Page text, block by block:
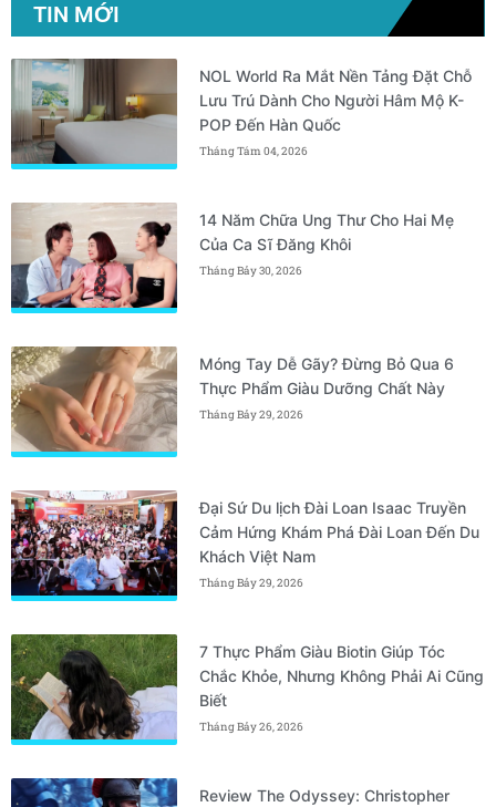
TIN MỚI
NOL World Ra Mắt Nền Tảng Đặt Chỗ
Lưu Trú Dành Cho Người Hâm Mộ K-
POP Đến Hàn Quốc
Tháng Tám 04, 2026
14 Năm Chữa Ung Thư Cho Hai Mẹ
Của Ca Sĩ Đăng Khôi
Tháng Bảy 30, 2026
Móng Tay Dễ Gãy? Đừng Bỏ Qua 6
Thực Phẩm Giàu Dưỡng Chất Này
Tháng Bảy 29, 2026
Đại Sứ Du lịch Đài Loan Isaac Truyền
Cảm Hứng Khám Phá Đài Loan Đến Du
Khách Việt Nam
Tháng Bảy 29, 2026
7 Thực Phẩm Giàu Biotin Giúp Tóc
Chắc Khỏe, Nhưng Không Phải Ai Cũng
Biết
Tháng Bảy 26, 2026
Review The Odyssey: Christopher